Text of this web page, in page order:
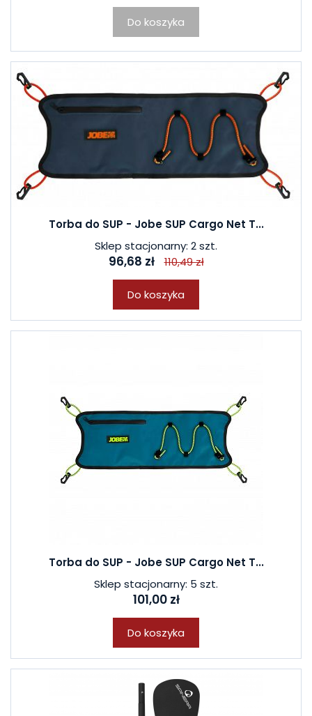
Do koszyka
Torba do SUP - Jobe SUP Cargo Net T...
Sklep stacjonarny: 2 szt.
96,68 zł 110,49 zł
Do koszyka
Torba do SUP - Jobe SUP Cargo Net T...
Sklep stacjonarny: 5 szt.
101,00 zł
Do koszyka